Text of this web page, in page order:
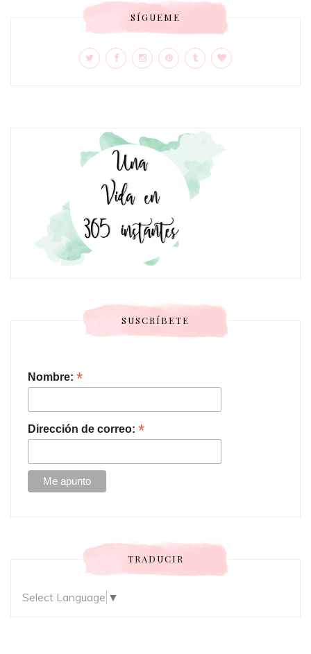
SÍGUEME
SUSCRÍBETE
Nombre: *
Dirección de correo: *
TRADUCIR
Select Language ▼